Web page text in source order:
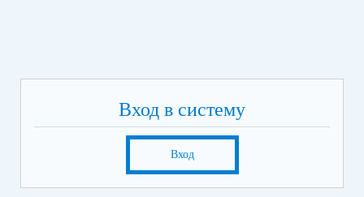
Вход в систему
Вход